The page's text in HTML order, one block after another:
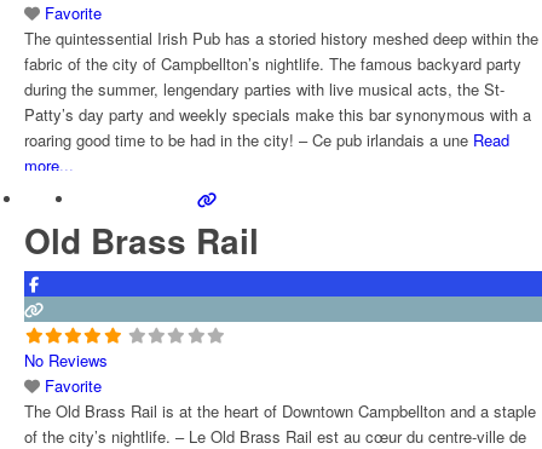
Favorite
The quintessential Irish Pub has a storied history meshed deep within the
fabric of the city of Campbellton’s nightlife. The famous backyard party
during the summer, lengendary parties with live musical acts, the St-
Patty’s day party and weekly specials make this bar synonymous with a
roaring good time to be had in the city! – Ce pub irlandais a une Read
more...
Old Brass Rail
No Reviews
Favorite
The Old Brass Rail is at the heart of Downtown Campbellton and a staple
of the city’s nightlife. – Le Old Brass Rail est au cœur du centre-ville de